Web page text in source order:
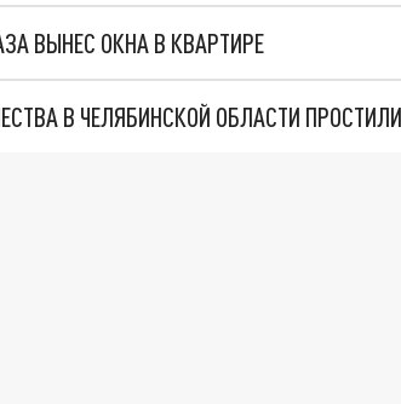
ВЫНЕС ОКНА В КВАРТИРЕ